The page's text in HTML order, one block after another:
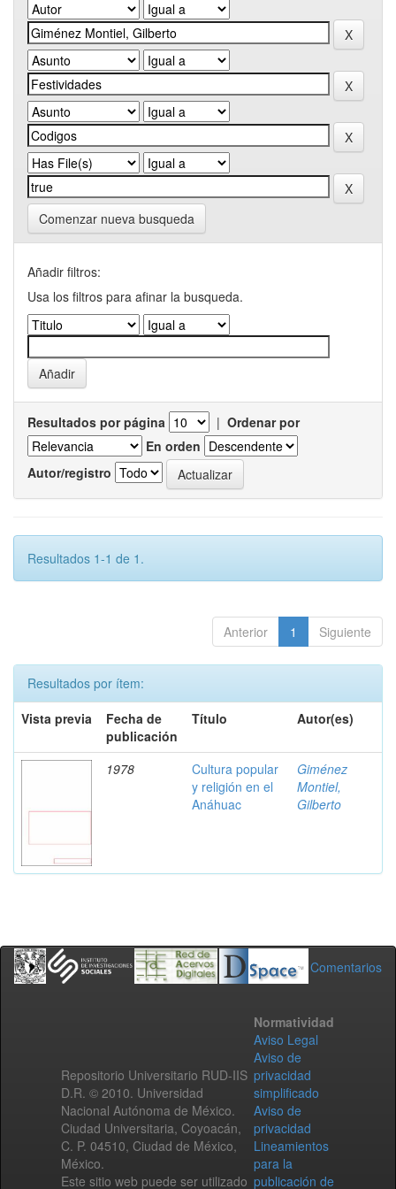
Comenzar nueva busqueda
Añadir filtros:
Usa los filtros para afinar la busqueda.
Resultados por página | Ordenar por
En orden
Autor/registro
Resultados 1-1 de 1.
Anterior 1 Siguiente
Resultados por ítem:
Vista previa
Fecha de
publicación
Título Autor(es)
1978
Cultura popular
y religión en el
Anáhuac
Giménez
Montiel,
Gilberto
Comentarios
Repositorio Universitario RUD-IIS
D.R. © 2010. Universidad
Nacional Autónoma de México.
Ciudad Universitaria, Coyoacán,
C. P. 04510, Ciudad de México,
México.
Este sitio web puede ser utilizado
Normatividad
Aviso Legal
Aviso de
privacidad
simplificado
Aviso de
privacidad
Lineamientos
para la
publicación de